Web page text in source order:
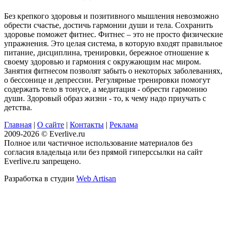
Без крепкого здоровья и позитивного мышления невозможно
обрести счастье, достичь гармонии души и тела. Сохранить
здоровье поможет фитнес. Фитнес – это не просто физические
упражнения. Это целая система, в которую входят правильное
питание, дисциплина, тренировки, бережное отношение к
своему здоровью и гармония с окружающим нас миром.
Занятия фитнесом позволят забыть о некоторых заболеваниях,
о бессонице и депрессии. Регулярные тренировки помогут
содержать тело в тонусе, а медитация - обрести гармонию
души. Здоровый образ жизни - то, к чему надо приучать с
детства.
Главная
О сайте Контакты
Реклама
2009-2026 © Everlive.ru
Полное или частичное использование материалов без
согласия владельца или без прямой гиперссылки на сайт
Everlive.ru запрещено.
Разработка в студии Web Artisan